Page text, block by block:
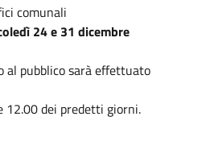
comunali
24 e 31 dicembre
pubblico sarà effettuato
12.00 dei predetti giorni.